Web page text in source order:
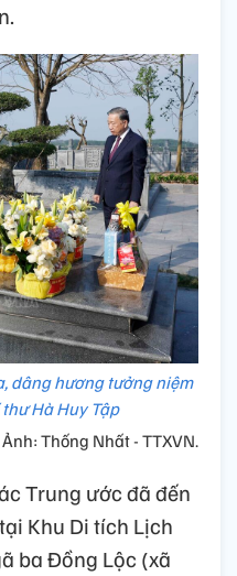
dâng hương tưởng niệm
Hà Huy Tập
Ảnh: Thống Nhất - TTXVN.
Trung ước đã đến
Khu Di tích Lịch
ba Đồng Lộc (xã